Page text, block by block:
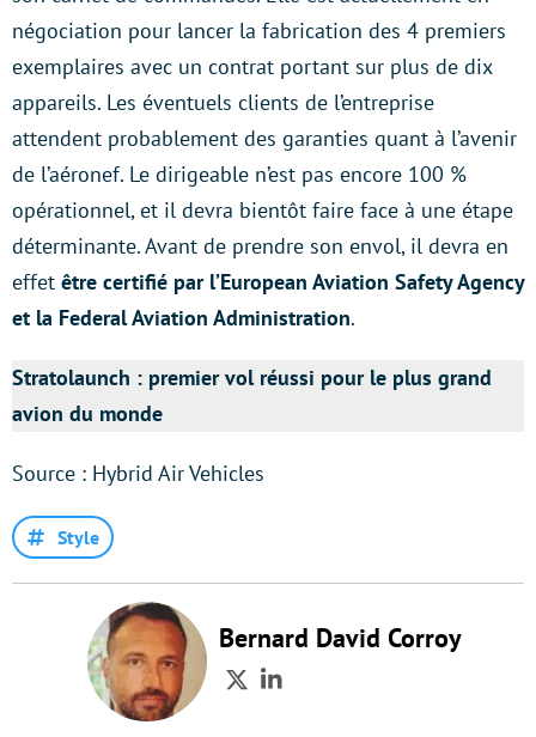
négociation pour lancer la fabrication des 4 premiers
exemplaires avec un contrat portant sur plus de dix
appareils. Les éventuels clients de l’entreprise
attendent probablement des garanties quant à l’avenir
de l’aéronef. Le dirigeable n’est pas encore 100 %
opérationnel, et il devra bientôt faire face à une étape
déterminante. Avant de prendre son envol, il devra en
effet être certifié par l’European Aviation Safety Agency
et la Federal Aviation Administration.
Stratolaunch : premier vol réussi pour le plus grand
avion du monde
Source : Hybrid Air Vehicles
Style
Bernard David Corroy
TwitterLinkedIn